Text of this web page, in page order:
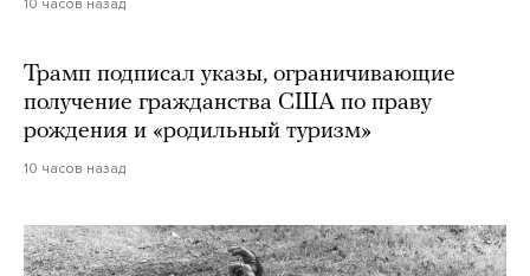
10 часов назад
Трамп подписал указы, ограничивающие
получение гражданства США по праву
рождения и «родильный туризм»
10 часов назад